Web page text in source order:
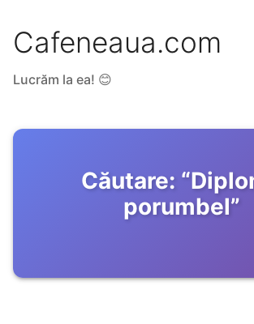
Cafeneaua.com
Lucrăm la ea! 😊
Căutare: “
porumbel”